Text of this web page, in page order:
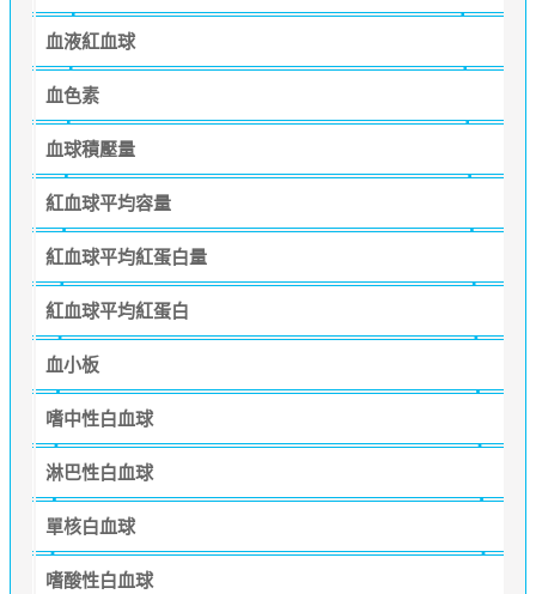
血液紅血球
血色素
血球積壓量
紅血球平均容量
紅血球平均紅蛋白量
紅血球平均紅蛋白
血小板
嗜中性白血球
淋巴性白血球
單核白血球
嗜酸性白血球